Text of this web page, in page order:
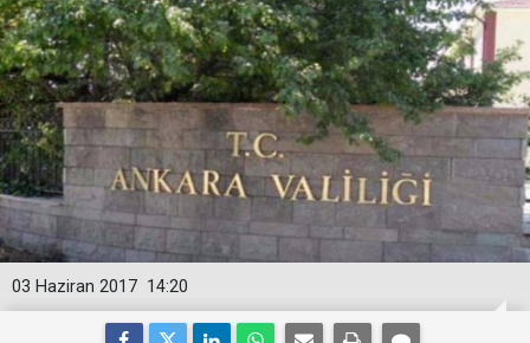
14:20
03 Haziran 2017